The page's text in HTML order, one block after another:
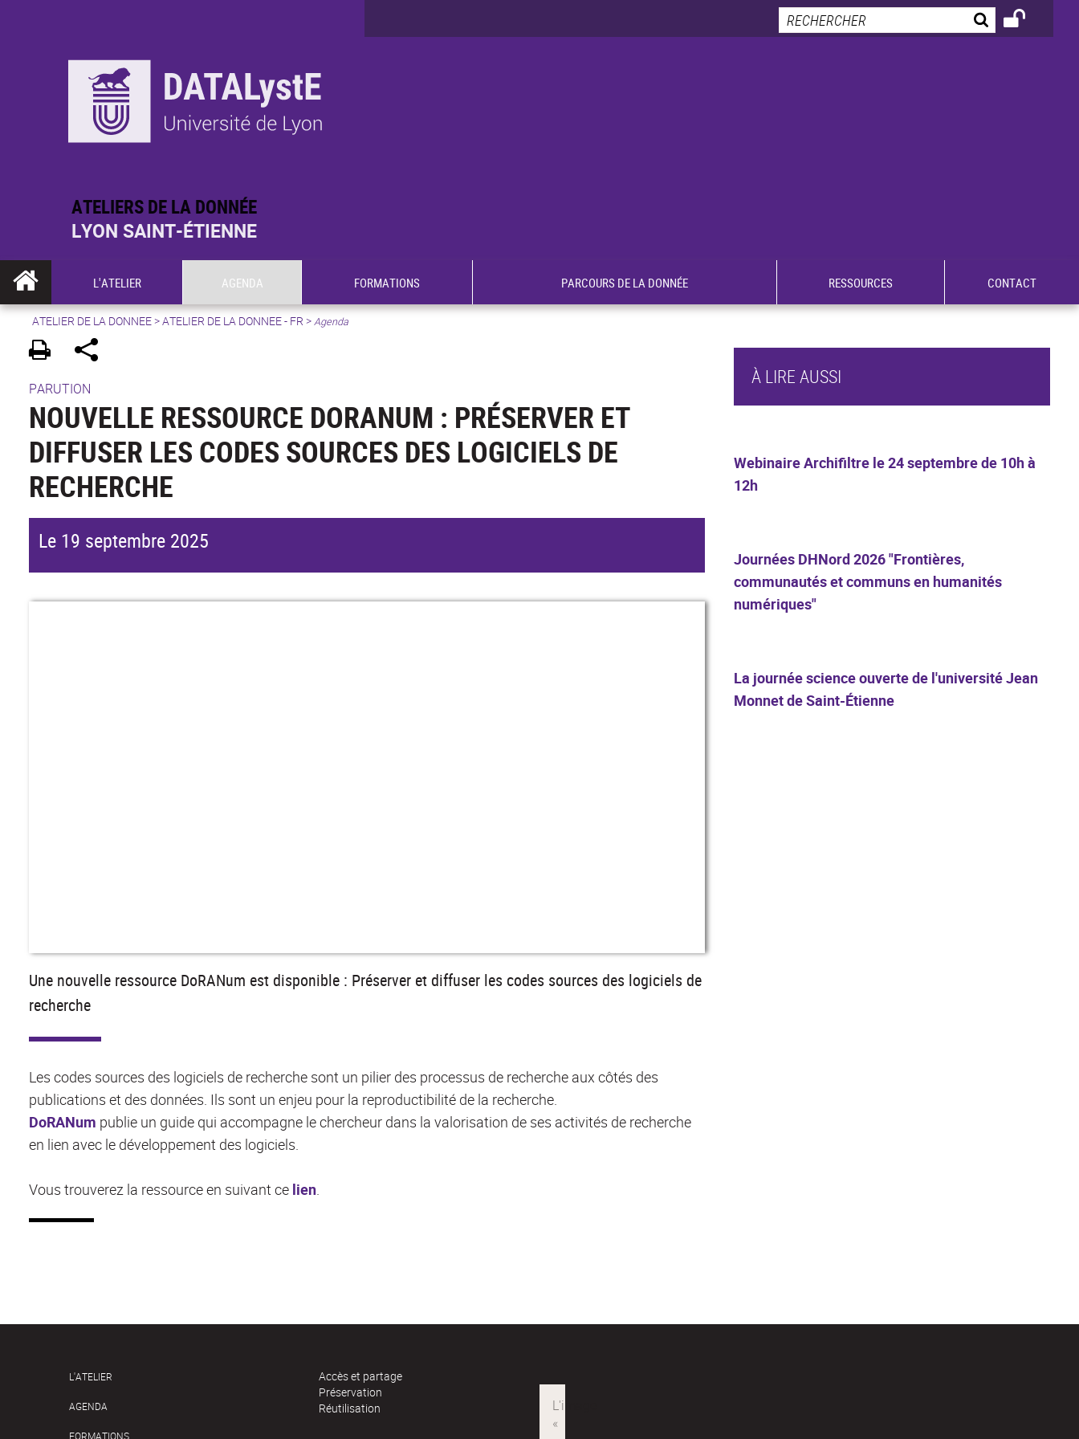
ATELIERS DE LA DONNÉE
LYON SAINT-ÉTIENNE
L'ATELIER AGENDA FORMATIONS PARCOURS DE LA DONNÉE RESSOURCES CONTACT
ATELIER DE LA DONNEE>ATELIER DE LA DONNEE - FR >Agenda
PARUTION
NOUVELLE RESSOURCE DORANUM : PRÉSERVER ET
DIFFUSER LES CODES SOURCES DES LOGICIELS DE
RECHERCHE
Le 19 septembre 2025
Une nouvelle ressource DoRANum est disponible : Préserver et diffuser les codes sources des logiciels de
recherche
Les codes sources des logiciels de recherche sont un pilier des processus de recherche aux côtés des
publications et des données. Ils sont un enjeu pour la reproductibilité de la recherche.
DoRANum publie un guide qui accompagne le chercheur dans la valorisation de ses activités de recherche
en lien avec le développement des logiciels.
Vous trouverez la ressource en suivant ce lien
À LIRE AUSSI
Webinaire Archifiltre le 24 septembre de 10h à
12h
Journées DHNord 2026 "Frontières,
communautés et communs en humanités
numériques"
La journée science ouverte de l'université Jean
Monnet de Saint-Étienne
L'ATELIER
AGENDA
FORMATIONS
Accès et partage
Préservation
Réutilisation